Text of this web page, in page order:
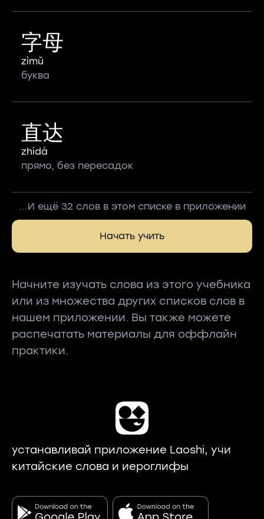
字母
zìmǔ
буква
直达
zhídá
прямо, без пересадок
...И ещё 32 слов в этом списке в приложении
Начать учить
Начните изучать слова из этого учебника
или из множества других списков слов в
нашем приложении. Вы также можете
распечатать материалы для оффлайн
практики.
устанавливай приложение Laoshi, учи
китайские слова и иероглифы